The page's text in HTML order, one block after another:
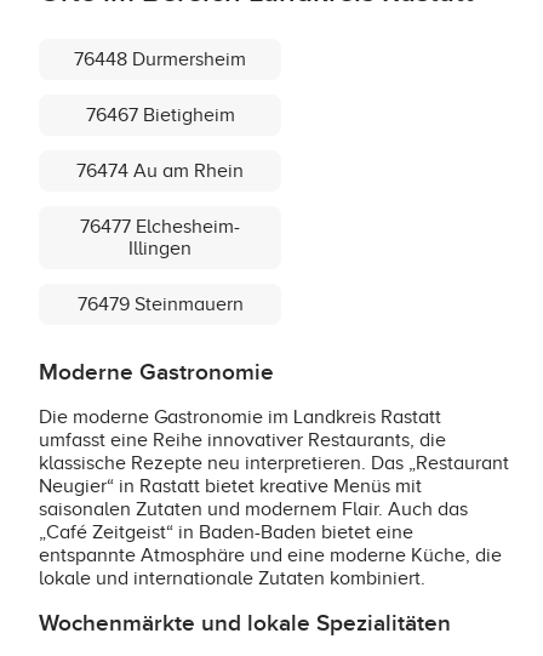
76448 Durmersheim
76467 Bietigheim
76474 Au am Rhein
76477 Elchesheim-
Illingen
76479 Steinmauern
Moderne Gastronomie
Die moderne Gastronomie im Landkreis Rastatt
umfasst eine Reihe innovativer Restaurants, die
klassische Rezepte neu interpretieren. Das „Restaurant
Neugier“ in Rastatt bietet kreative Menüs mit
saisonalen Zutaten und modernem Flair. Auch das
„Café Zeitgeist“ in Baden-Baden bietet eine
entspannte Atmosphäre und eine moderne Küche, die
lokale und internationale Zutaten kombiniert.
Wochenmärkte und lokale Spezialitäten